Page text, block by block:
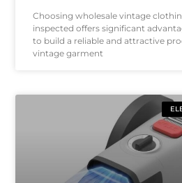
Choosing wholesale vintage
inspected offers significant
to build a reliable and attractive
vintage garment